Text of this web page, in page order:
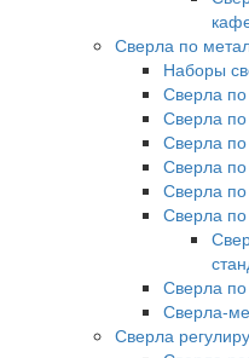
Сверла по
Наборы
Сверла
Сверла
Сверла
Сверла
Сверла
Сверла
Сверла
Сверла-
Сверла